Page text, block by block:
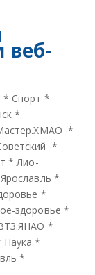
* Спорт *
*
*
*
* Лио-
*
*
здоровье *
*
Наука *
*